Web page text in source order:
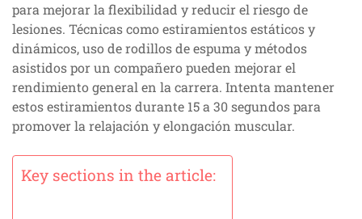
para mejorar la flexibilidad y reducir el riesgo de
lesiones. Técnicas como estiramientos estáticos y
dinámicos, uso de rodillos de espuma y métodos
asistidos por un compañero pueden mejorar el
rendimiento general en la carrera. Intenta mantener
estos estiramientos durante 15 a 30 segundos para
promover la relajación y elongación muscular.
Key sections in the article: